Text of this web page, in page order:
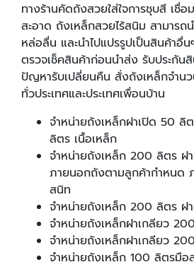
ทางร้านคัดถังสวยใส่ใจการชุบสี เชื่
สะอาด ถังเหล็กสวยไร้สนิม สามารถ
หล่อลื่น และนำไปแปรรูปเป็นสินค้าอื่
ตรวจเช็คสินค้าก่อนนำส่ง รับประกัน
ปัญหารับเปลี่ยนคืน สั่งถังเหล็กจำน
ทั่วประเทศและประเทศเพื่อนบ้าน
จำหน่ายถังเหล็กฝาเปิด 50
ลิตร เนื้อเหล็ก
จำหน่ายถังเหล็ก 200 ลิตร ฝ
ภายนอกถังตามลูกค้ากำหนด
สนิท
จำหน่ายถังเหล็ก 200 ลิตร ฝา
จำหน่ายถังเหล็กฝาเกลียว
จำหน่ายถังเหล็กฝาเกลียว
จำหน่ายถังเหล็ก 100 ลิตรมือ